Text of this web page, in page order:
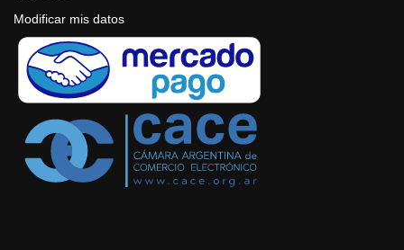
Modificar mis datos